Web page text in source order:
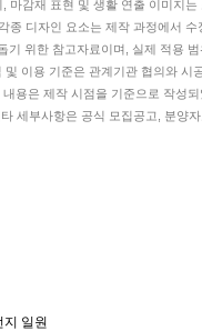
마감재 표현 및 생활 연출 이미지
종 디자인 요소는 제작 과정에서
기 위한 참고자료이며, 실제 적용
이용 기준은 관계기관 협의와
용은 제작 시점을 기준으로 작성
세부사항은 공식 모집공고, 분양
지 일원